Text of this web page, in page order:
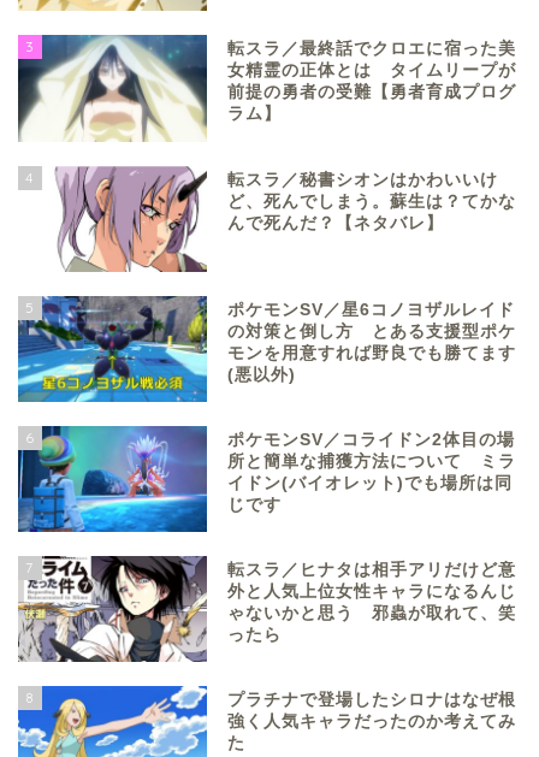
3
転スラ／最終話でクロエに宿った美
女精霊の正体とは タイムリープが
前提の勇者の受難【勇者育成プログ
ラム】
4
転スラ／秘書シオンはかわいいけ
ど、死んでしまう。蘇生は？てかな
んで死んだ？【ネタバレ】
5
ポケモンSV／星6コノヨザルレイド
の対策と倒し方 とある支援型ポケ
モンを用意すれば野良でも勝てます
(悪以外)
6
ポケモンSV／コライドン2体目の場
所と簡単な捕獲方法について ミラ
イドン(バイオレット)でも場所は同
じです
7
転スラ／ヒナタは相手アリだけど意
外と人気上位女性キャラになるんじ
ゃないかと思う 邪蟲が取れて、笑
ったら
8
プラチナで登場したシロナはなぜ根
強く人気キャラだったのか考えてみ
た